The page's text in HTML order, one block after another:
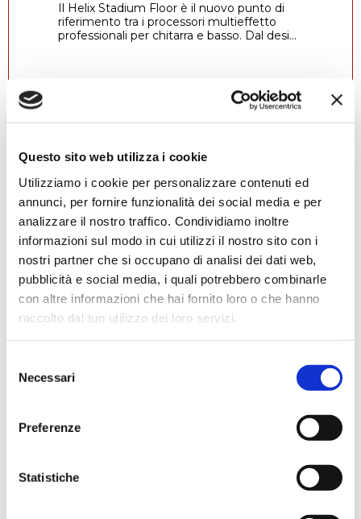
Questo sito web utilizza i cookie
Utilizziamo i cookie per personalizzare contenuti ed
annunci, per fornire funzionalità dei social media e per
analizzare il nostro traffico. Condividiamo inoltre
informazioni sul modo in cui utilizzi il nostro sito con i
nostri partner che si occupano di analisi dei dati web,
pubblicità e social media, i quali potrebbero combinarle
con altre informazioni che hai fornito loro o che hanno
raccolto dal tuo utilizzo dei loro servizi.
delNecessari
Preferenze
Statistiche
Il Helix Stadium Floor è il nuovo punto di
riferimento tra i processori multieffetto
professionali per chitarra e basso. Dal desi...
31/08/2026
Compra
4.9★★★★★1455 recensioni Vedi su Google
Ho acquistato un impianto Bose usato e ne sono
super soddisfatto. Professionalità e gentilezza da parte